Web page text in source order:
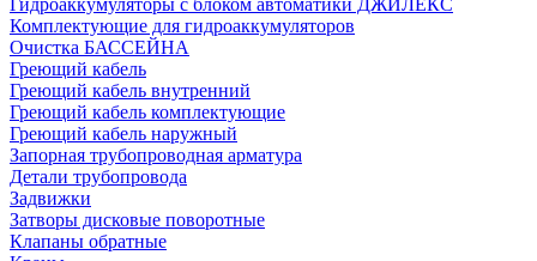
Гидроаккумуляторы с блоком автоматики ДЖИЛЕКС
Комплектующие для гидроаккумуляторов
Очистка БАССЕЙНА
Греющий кабель
Греющий кабель внутренний
Греющий кабель комплектующие
Греющий кабель наружный
Запорная трубопроводная арматура
Детали трубопровода
Задвижки
Затворы дисковые поворотные
Клапаны обратные